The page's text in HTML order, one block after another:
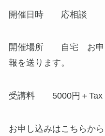
開催日時 応相談
開催場所 自宅 お申
報を送ります。
受講料 5000円＋Tax
お申し込みはこちらか